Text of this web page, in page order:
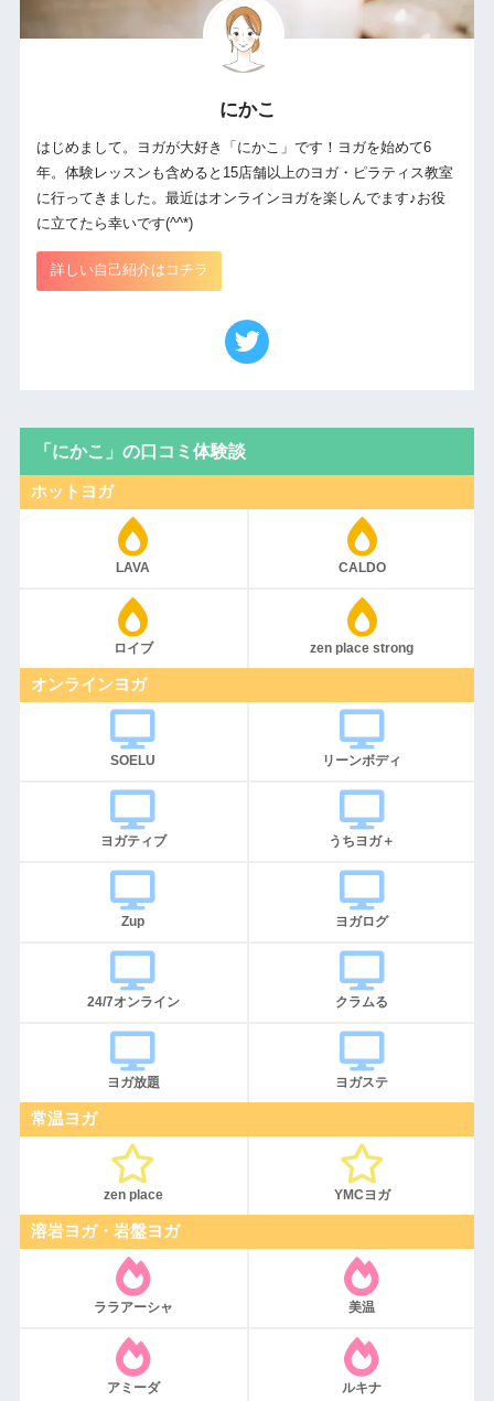
にかこ
はじめまして。ヨガが大好き「にかこ」です！ヨガを始めて6
年。体験レッスンも含めると15店舗以上のヨガ・ピラティス教室
に行ってきました。最近はオンラインヨガを楽しんでます♪お役
に立てたら幸いです(^^*)
詳しい自己紹介はコチラ
「にかこ」の口コミ体験談
ホットヨガ
LAVA CALDO
ロイブ zen place strong
オンラインヨガ
SOELU リーンボディ
ヨガティブ うちヨガ＋
Zup ヨガログ
24/7オンライン クラムる
ヨガ放題 ヨガステ
常温ヨガ
zen place YMCヨガ
溶岩ヨガ・岩盤ヨガ
ララアーシャ 美温
アミーダ ルキナ